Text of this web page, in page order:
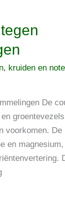
kruiden en
De
voorkomen.
en